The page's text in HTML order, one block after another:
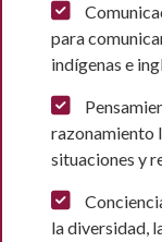
para
indígenas e
razonamiento
situaciones y
la diversidad,